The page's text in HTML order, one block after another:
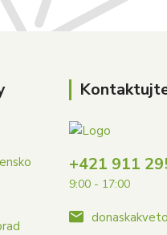
+421 911
9:00 - 17:00